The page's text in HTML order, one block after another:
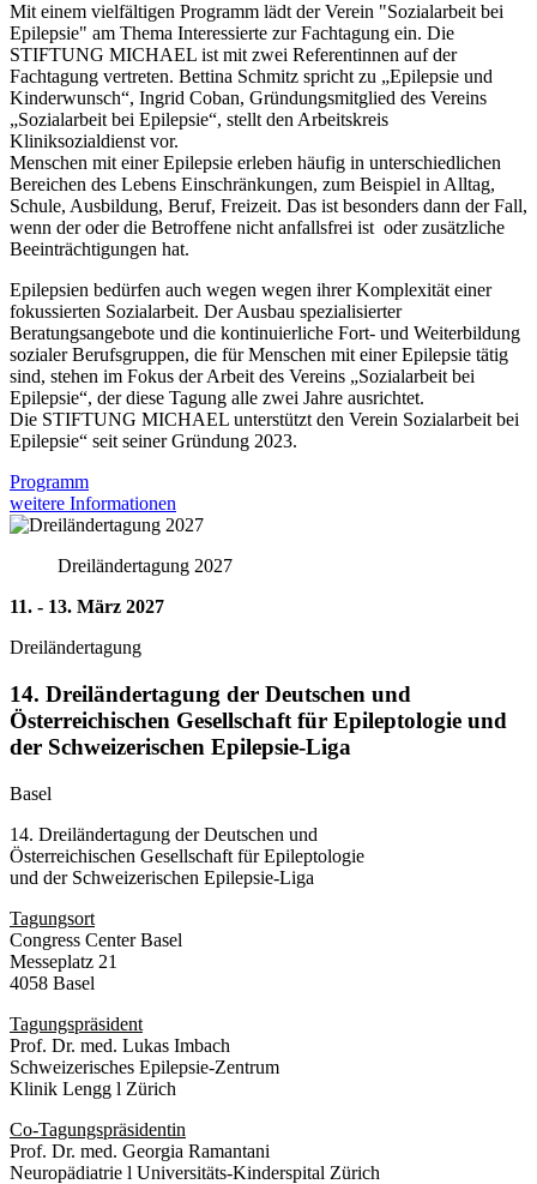
Mit einem vielfältigen Programm lädt der Verein "Sozialarbeit bei
Epilepsie" am Thema Interessierte zur Fachtagung ein. Die
STIFTUNG MICHAEL ist mit zwei Referentinnen auf der
Fachtagung vertreten. Bettina Schmitz spricht zu „Epilepsie und
Kinderwunsch“, Ingrid Coban, Gründungsmitglied des Vereins
„Sozialarbeit bei Epilepsie“, stellt den Arbeitskreis
Kliniksozialdienst vor.
Menschen mit einer Epilepsie erleben häufig in unterschiedlichen
Bereichen des Lebens Einschränkungen, zum Beispiel in Alltag,
Schule, Ausbildung, Beruf, Freizeit. Das ist besonders dann der Fall,
wenn der oder die Betroffene nicht anfallsfrei ist oder zusätzliche
Beeinträchtigungen hat.
Epilepsien bedürfen auch wegen wegen ihrer Komplexität einer
fokussierten Sozialarbeit. Der Ausbau spezialisierter
Beratungsangebote und die kontinuierliche Fort- und Weiterbildung
sozialer Berufsgruppen, die für Menschen mit einer Epilepsie tätig
sind, stehen im Fokus der Arbeit des Vereins „Sozialarbeit bei
Epilepsie“, der diese Tagung alle zwei Jahre ausrichtet.
Die STIFTUNG MICHAEL unterstützt den Verein Sozialarbeit bei
Epilepsie“ seit seiner Gründung 2023.
Programm
weitere Informationen
Dreiländertagung 2027
11. - 13. März 2027
Dreiländertagung
14. Dreiländertagung der Deutschen und
Österreichischen Gesellschaft für Epileptologie und
der Schweizerischen Epilepsie-Liga
Basel
14. Dreiländertagung der Deutschen und
Österreichischen Gesellschaft für Epileptologie
und der Schweizerischen Epilepsie-Liga
Tagungsort
Congress Center Basel
Messeplatz 21
4058 Basel
Tagungspräsident
Prof. Dr. med. Lukas Imbach
Schweizerisches Epilepsie-Zentrum
Klinik Lengg l Zürich
Co-Tagungspräsidentin
Prof. Dr. med. Georgia Ramantani
Neuropädiatrie l Universitäts-Kinderspital Zürich